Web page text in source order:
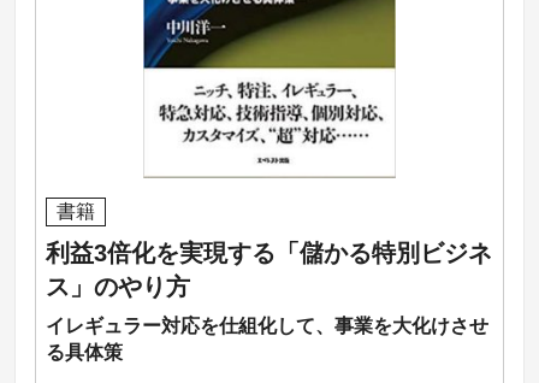
書籍
利益3倍化を実現する「儲かる特別ビジネ
ス」のやり方
イレギュラー対応を仕組化して、事業を大化けさせ
る具体策